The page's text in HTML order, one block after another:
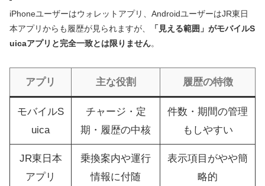
iPhoneユーザーはウォレットアプリ、AndroidユーザーはJR東日
本アプリからも履歴が見られますが、
「見える範囲」がモバイルS
uicaアプリと完全一致とは限りません。
アプリ 主な役割 履歴の特徴
モバイルS
uica
チャージ・定
期・履歴の中核
件数・期間の管理
もしやすい
JR東日本
アプリ
乗換案内や運行
情報に付随
表示項目がやや簡
略的